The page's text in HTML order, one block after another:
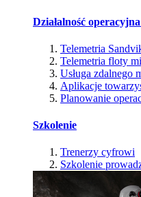
Działalność
Telemetria
Telemetria floty
Usługa zdalnego
Aplikacje
Planowanie
Szkolenie
Trenerzy cyfrowi
Szkolenie